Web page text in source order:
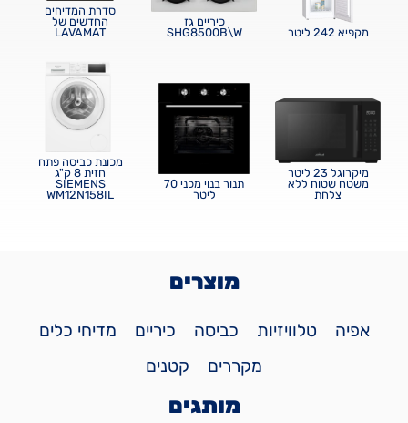
מקפיא 242 ליטר
כיריים גז
SHG8500B\W
סדרת המדיחים
החדשים של
LAVAMAT
מיקרוגל 23 ליטר
משטח שטוח ללא
צלחת
תנור בנוי מכני 70
ליטר
מכונת כביסה פתח
חזית 8 ק"ג
SIEMENS
WM12N158IL
מוצרים
אפיה טלוויזיות כביסה כיריים
מדיחי כלים
מקררים
קטנים
מותגים